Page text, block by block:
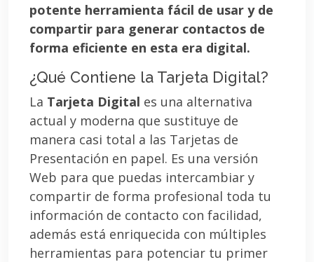
potente herramienta fácil de usar y de
compartir para generar contactos de
forma eficiente en esta era digital.
¿Qué Contiene la Tarjeta Digital?
La Tarjeta Digital es una alternativa
actual y moderna que sustituye de
manera casi total a las Tarjetas de
Presentación en papel. Es una versión
Web para que puedas intercambiar y
compartir de forma profesional toda tu
información de contacto con facilidad,
además está enriquecida con múltiples
herramientas para potenciar tu primer